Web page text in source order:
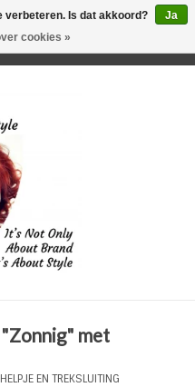
met
EN TREKSLUITING
verbeteren. Is dat akkoord?
Ja
cookies »